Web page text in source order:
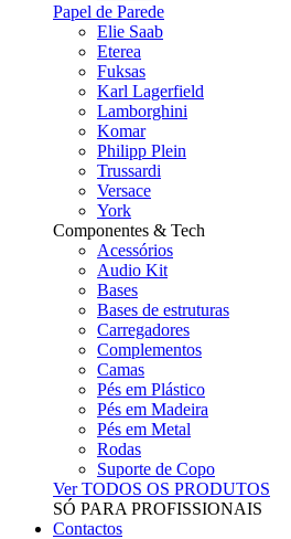
Papel de Parede
Elie Saab
Eterea
Fuksas
Karl Lagerfield
Lamborghini
Komar
Philipp Plein
Trussardi
Versace
York
Componentes & Tech
Acessórios
Audio Kit
Bases
Bases de estruturas
Carregadores
Complementos
Camas
Pés em Plástico
Pés em Madeira
Pés em Metal
Rodas
Suporte de Copo
Ver TODOS OS PRODUTOS
SÓ PARA PROFISSIONAIS
Contactos